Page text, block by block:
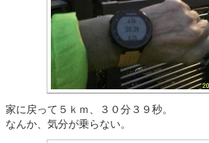
家に戻って５ｋｍ、３０分３９秒。
なんか、気分が乗らない。